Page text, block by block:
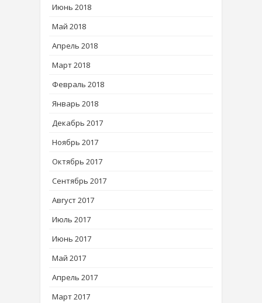
Июнь 2018
Май 2018
Апрель 2018
Март 2018
Февраль 2018
Январь 2018
Декабрь 2017
Ноябрь 2017
Октябрь 2017
Сентябрь 2017
Август 2017
Июль 2017
Июнь 2017
Май 2017
Апрель 2017
Март 2017